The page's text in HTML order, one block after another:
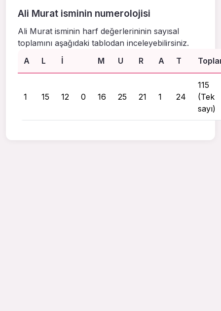
Ali Murat isminin numerolojisi
Ali Murat isminin harf değerlerininin sayısal
toplamını aşağıdaki tablodan inceleyebilirsiniz.
A
L I M U R A T
1 15 12 0 16 25 21 1 24
115
(Tek
sayı)